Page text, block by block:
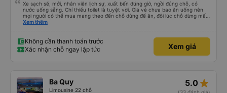
Xe sạch sẽ, mới, nhân viên lịch sự, xuất bến đúng giờ, ngồi đúng chỗ, có
nước uống sẵng. Chỉ thiếu toilet là tuyệt vời. Giá vé chưa bao ăn uống nên
mọi ngưòi có thể mua mang theo đến chỗ dừng để ăn, đôi lúc chỗ dừng mấy
món bạn ko thích hoặc giá cả hơi cao! Còn lại nhà xe rất ok, nên đi.
Xem thêm
Không cần thanh toán trước
Xác nhận chỗ ngay lập tức
Xem giá
Ba Quy
Limousine 22 chỗ
5.0 star_rate